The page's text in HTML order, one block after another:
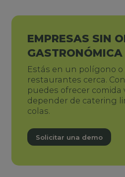
EMPRESAS SIN
Estás en un polígono
restaurantes cerca.
puedes ofrecer comida
depender de catering
colas.
Solicitar una demo